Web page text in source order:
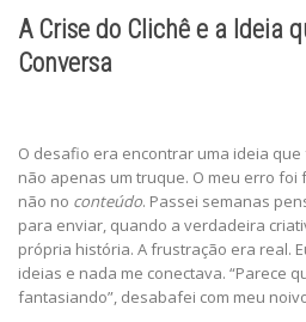
A Crise do Clichê e a Ideia
Conversa
O desafio era encontrar uma ideia
não apenas um truque. O meu erro foi
não no conteúdo. Passei semanas
para enviar, quando a verdadeira
própria história. A frustração era real.
ideias e nada me conectava. “Parece
fantasiando”, desabafei com meu